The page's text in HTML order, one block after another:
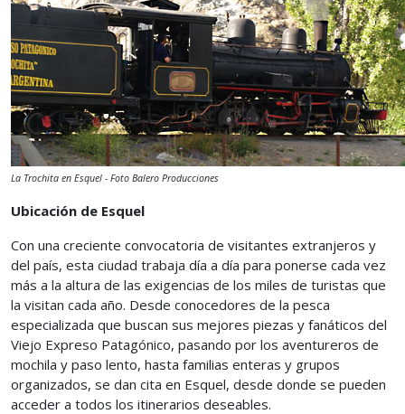
La Trochita en Esquel - Foto Balero Producciones
Ubicación de Esquel
Con una creciente convocatoria de visitantes extranjeros y
del país, esta ciudad trabaja día a día para ponerse cada vez
más a la altura de las exigencias de los miles de turistas que
la visitan cada año. Desde conocedores de la pesca
especializada que buscan sus mejores piezas y fanáticos del
Viejo Expreso Patagónico, pasando por los aventureros de
mochila y paso lento, hasta familias enteras y grupos
organizados, se dan cita en Esquel, desde donde se pueden
acceder a todos los itinerarios deseables.